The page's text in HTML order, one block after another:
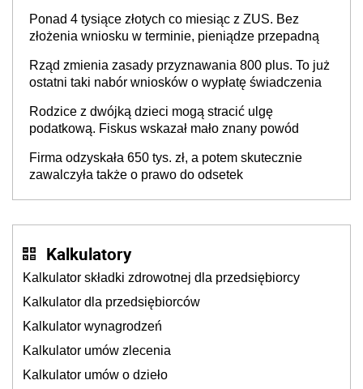
Ponad 4 tysiące złotych co miesiąc z ZUS. Bez
złożenia wniosku w terminie, pieniądze przepadną
Rząd zmienia zasady przyznawania 800 plus. To już
ostatni taki nabór wniosków o wypłatę świadczenia
Rodzice z dwójką dzieci mogą stracić ulgę
podatkową. Fiskus wskazał mało znany powód
Firma odzyskała 650 tys. zł, a potem skutecznie
zawalczyła także o prawo do odsetek
Kalkulatory
Kalkulator składki zdrowotnej dla przedsiębiorcy
Kalkulator dla przedsiębiorców
Kalkulator wynagrodzeń
Kalkulator umów zlecenia
Kalkulator umów o dzieło